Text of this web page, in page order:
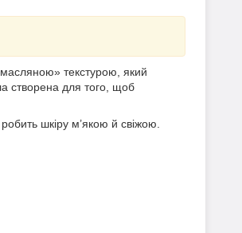
текстурою, який
створена для того, щоб
шкіру м’якою й свіжою.